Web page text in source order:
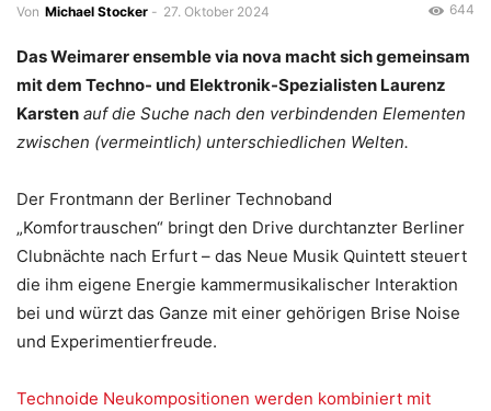
Von Michael Stocker - 27. Oktober 2024 644
Das Weimarer ensemble via nova macht sich gemeinsam
mit dem Techno- und Elektronik-Spezialisten Laurenz
Karsten auf die Suche nach den verbindenden Elementen
zwischen (vermeintlich) unterschiedlichen Welten.
Der Frontmann der Berliner Technoband
„Komfortrauschen“ bringt den Drive durchtanzter Berliner
Clubnächte nach Erfurt – das Neue Musik Quintett steuert
die ihm eigene Energie kammermusikalischer Interaktion
bei und würzt das Ganze mit einer gehörigen Brise Noise
und Experimentierfreude.
Technoide Neukompositionen werden kombiniert mit